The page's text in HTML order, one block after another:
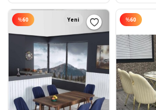
%60 Yeni %60